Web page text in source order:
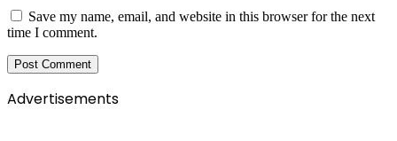
Save my name, email, and website in this browser for the next
time I comment.
Advertisements